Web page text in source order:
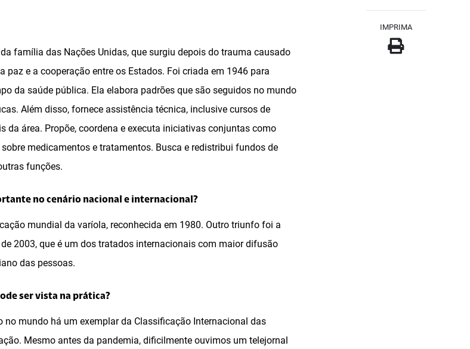
família das Nações Unidas, que surgiu depois do trauma causado
paz e a cooperação entre os Estados. Foi criada em 1946 para
da saúde pública. Ela elabora padrões que são seguidos no mundo
Além disso, fornece assistência técnica, inclusive cursos de
da área. Propõe, coordena e executa iniciativas conjuntas como
medicamentos e tratamentos. Busca e redistribui fundos de
funções.
no cenário nacional e internacional?
mundial da varíola, reconhecida em 1980. Outro triunfo foi a
2003, que é um dos tratados internacionais com maior difusão
das pessoas.
ser vista na prática?
no mundo há um exemplar da Classificação Internacional das
Mesmo antes da pandemia, dificilmente ouvimos um telejornal
IMPRIMA